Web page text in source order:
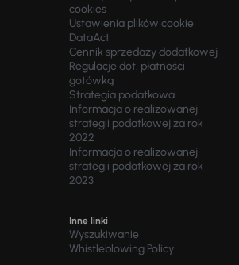
cookies
Ustawienia plików cookie
DataAct
Cennik sprzedaży dodatkowej
Regulacje dot. płatności
gotówką
Strategia podatkowa
Informacja o realizowanej
strategii podatkowej za rok
2022
Informacja o realizowanej
strategii podatkowej za rok
2023
Inne linki
Wyszukiwanie
Whistleblowing Policy